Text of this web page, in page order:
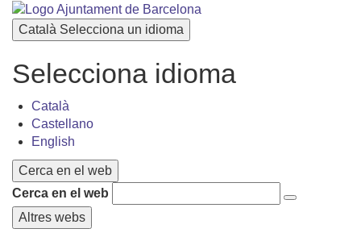
Català Selecciona un idioma
Selecciona idioma
Català
Castellano
English
Cerca en el web
Cerca en el web
Altres webs